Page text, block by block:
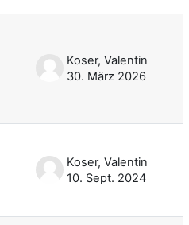
Koser, Valentin
30. März 2026
Koser, Valentin
10. Sept. 2024